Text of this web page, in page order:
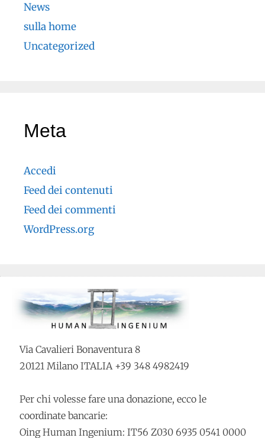
News
sulla home
Uncategorized
Meta
Accedi
Feed dei contenuti
Feed dei commenti
WordPress.org
Via Cavalieri Bonaventura 8
20121 Milano ITALIA +39 348 4982419
Per chi volesse fare una donazione, ecco le
coordinate bancarie:
Oing Human Ingenium: IT56 Z030 6935 0541 0000